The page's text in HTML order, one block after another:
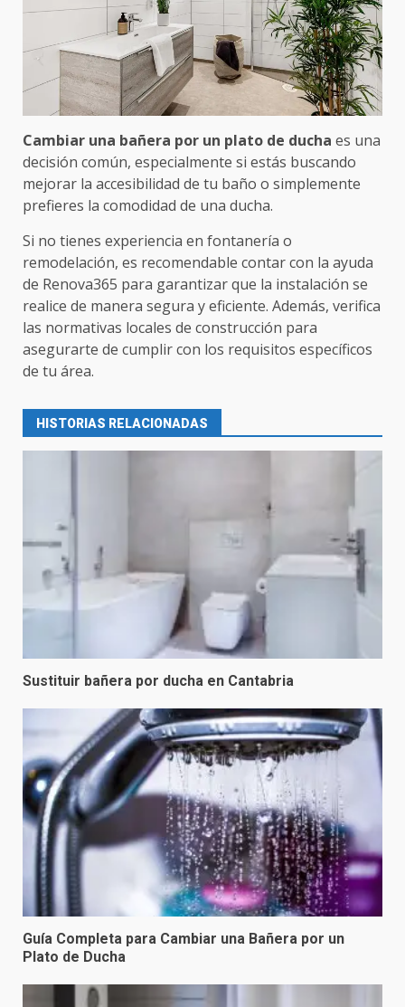
Cambiar una bañera por un plato de ducha es una
decisión común, especialmente si estás buscando
mejorar la accesibilidad de tu baño o simplemente
prefieres la comodidad de una ducha.
Si no tienes experiencia en fontanería o
remodelación, es recomendable contar con la ayuda
de Renova365 para garantizar que la instalación se
realice de manera segura y eficiente. Además, verifica
las normativas locales de construcción para
asegurarte de cumplir con los requisitos específicos
de tu área.
HISTORIAS RELACIONADAS
Sustituir bañera por ducha en Cantabria
Guía Completa para Cambiar una Bañera por un
Plato de Ducha
3
Reformas de Ducha
4
Selección de Materiales y
Equipamiento para el Baño
5
Cambia tu Bañera por un Plato
de Ducha: Modernización y